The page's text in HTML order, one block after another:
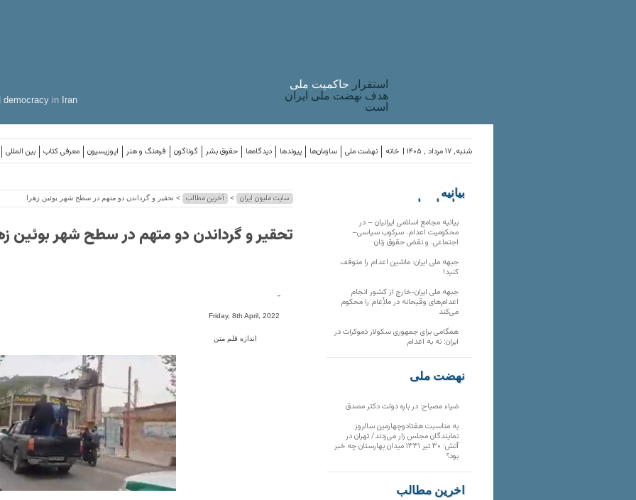
democracy in Iran
استقرار حاکميت ملی
هدف نهضت ملی ایران
است
بین المللی معرفی کتاب اپوزیسیون فرهنگ و هنر گوناگون حقوق بشر دیدگاه‌ها پیوندها سازمان‌ها نهضت ملی خانه شنبه, ۱۷ مرداد , ۱۴۰۵ |
سایت ملیون ایران > آخرین مطالب > تحقیر و گرداندن دو متهم در سطح شهر بوئین زهرا
تحقیر و گرداندن دو متهم در سطح شهر بوئین
-
Friday, 8th April, 2022
اندازه قلم متن
بیانیه
سازمان‌های
بیانیه مجامع اسلامی ایرانیان – در
محکومیت اعدام، سرکوب سیاسی–
اجتماعی، و نقض حقوق زنان
جبهه ملی ایران: ماشین اعدام را متوقف
کنید!
جبهه ملی ایران-خارج از کشور انجام
اعدام‌های وقیحانه در ملأِعام را محکوم
می‌کند
همگامی برای جمهوری سکولار دموکرات در
ایران: نه به اعدام
نهضت ملی
ضیاء مصباح: در باره دولت دکتر مصدق
به مناسبت هفتادوچهارمین سالروز:
نمایندگان مجلس زار می‌زدند/ تهران در
آتش؛ ۳۰ تیر ۱۳۳۱ میدان بهارستان چه خبر
بود؟
آخرین مطالب